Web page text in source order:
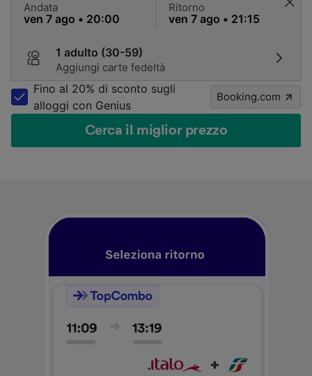
Andata Ritorno
1 adulto (30-59)
Aggiungi carte fedeltà
Fino al 20% di sconto sugli
alloggi con Genius
Booking.com
Cerca il miglior prezzo